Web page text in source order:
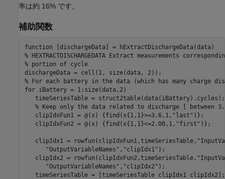
率は約 16% です。
補助関数
function
% HEXTRACTDISCHARGEDATA Extract measurements
% portion of cycle
% For each battery in the data (which has many charge
for iBattery = 1:size(data,2)
   timeSeriesTable = struct2table(data(iBattery).cycles);
% Keep only the data related to discharge [ between
   clipIdxFun1 = @(x) {find(x{1,1}>=3.6,1,
"last" )};
   clipIdxFun2 = @(x) {find(x{1,1}<=2.00,1,
"first" )};
   clipIdx1 = rowfun(clipIdxFun1,timeSeriesTable,
"OutputVariableNames" , "clipIdx1" );
   clipIdx2 = rowfun(clipIdxFun2,timeSeriesTable,
"OutputVariableNames" , "clipIdx2" );
timeSeriesTable = [timeSeriesTable clipIdx1